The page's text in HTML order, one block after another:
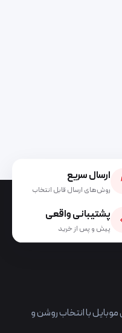
گزینه ها ممکن است در
ارسال سریع
روش‌های ارسال قابل انتخاب
پشتیبانی واقعی
پیش و پس از خرید
با انتخاب روشن و